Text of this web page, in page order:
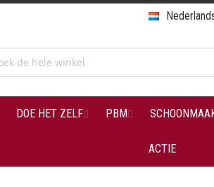
DOE HET ZELF PBM
ACTIE